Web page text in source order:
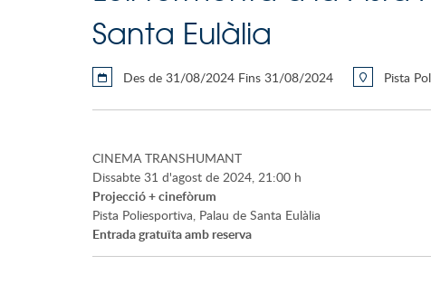
Santa Eulàlia
Des de 31/08/2024 Fins 31/08/2024 Pista
CINEMA TRANSHUMANT
Dissabte 31 d'agost de 2024, 21:00 h
Projecció + cinefòrum
Pista Poliesportiva, Palau de Santa Eulàlia
Entrada gratuïta amb reserva